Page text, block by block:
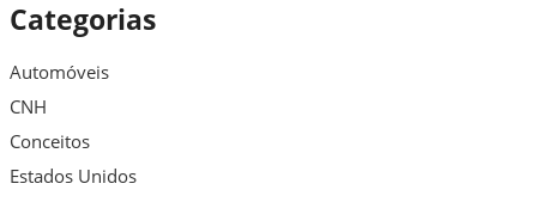
Categorias
Automóveis
CNH
Conceitos
Estados Unidos